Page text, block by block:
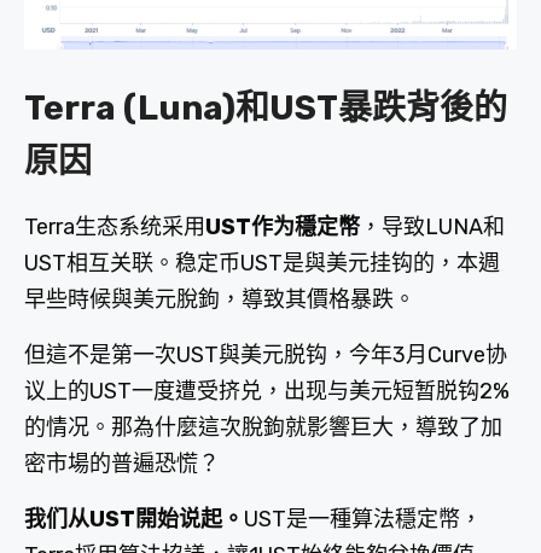
Terra (Luna)和UST暴跌背後的
原因
Terra生态系统采用UST作为穩定幣，导致LUNA和
UST相互关联。稳定币UST是與美元挂钩的，本週
早些時候與美元脫鉤，導致其價格暴跌。
但這不是第一次UST與美元脱钩，今年3月Curve协
议上的UST一度遭受挤兑，出现与美元短暂脱钩2%
的情况。那為什麼這次脫鉤就影響巨大，導致了加
密市場的普遍恐慌？
我们从UST開始说起。 UST是一種算法穩定幣，